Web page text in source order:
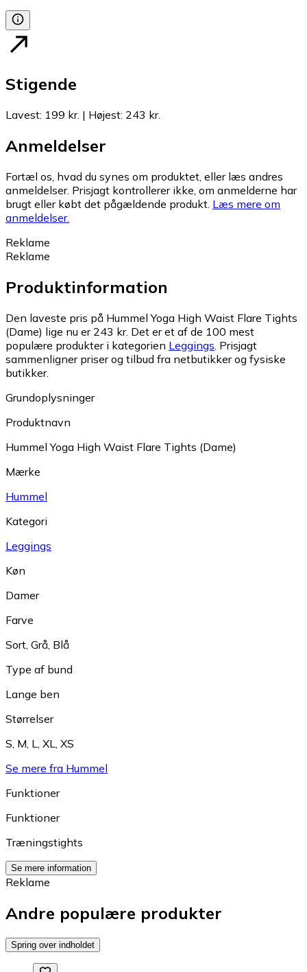
Stigende
Lavest: 199 kr. | Højest: 243 kr.
Anmeldelser
Fortæl os, hvad du synes om produktet, eller læs andres
anmeldelser. Prisjagt kontrollerer ikke, om anmelderne har
brugt eller købt det pågældende produkt. Læs mere om
anmeldelser.
Reklame
Reklame
Produktinformation
Den laveste pris på Hummel Yoga High Waist Flare Tights
(Dame) lige nu er 243 kr. Det er et af de 100 mest
populære produkter i kategorien Leggings Prisjagt
sammenligner priser og tilbud fra netbutikker og fysiske
butikker.
Grundoplysninger
Produktnavn
Hummel Yoga High Waist Flare Tights (Dame)
Mærke
Hummel
Kategori
Leggings
Køn
Damer
Farve
Sort Grå Blå
Type af bund
Lange ben
Størrelser
S M L XL
XS
Se mere fra Hummel
Funktioner
Funktioner
Træningstights
Se mere information
Reklame
Andre populære produkter
Spring over indholdet